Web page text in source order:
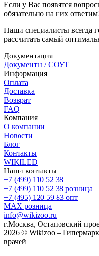
Если у Вас появятся
обязательно на них ответим!
Наши специалисты всегда
рассчитать самый
Документация
Документы / СОУТ
Информация
Оплата
Доставка
Возврат
FAQ
Компания
О компании
Новости
Блог
Контакты
WIKILED
Наши контакты
+7 (499) 110 52 38
+7 (499) 110 52 38 розница
+7 (495) 120 59 83 опт
MAX розница
info@wikizoo.ru
г.Москва, Остаповский
2026 © Wikizoo –
врачей